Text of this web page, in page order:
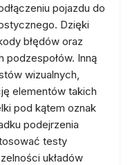
pojazdu do
Dzięki
błędów oraz
Inną
wizualnych,
elementów takich
pod kątem oznak
podejrzenia
testy
układów